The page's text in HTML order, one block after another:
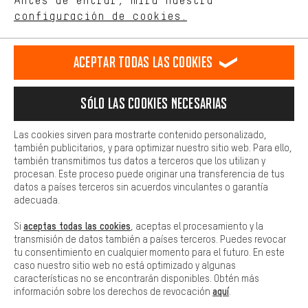
español
ES english
EN Deutsch
DE
RESCINDIR EL CONTRATO Comunidad de Aquisgrán Programa de afiliados
Aviso Legal Protección de datos Condiciones Generales
Plataforma de reportes Reciclaje de baterias
Configuración de las cookies Ajusta el contraste
Todos los precios indicados son en euros e sin MwSt, más
gastos de envío aEstados Unidos.
configuración de cookies.
comportamiento de compra.
Más confort
cookies de comodidad, creamos enlaces a plataformas de redes
sociales. Esto nos permite proporcionarle más contenido e
adicionales que le ayudarán a encontrar los productos adecuados.
preguntas de forma rápida y sencilla.
Básica
Las cookies básicas aseguran que puedas usar nuestro sitio web.
Aceptar todas las cookies
Sólo las cookies necesarias
Las cookies sirven para mostrarte contenido personalizado,
también publicitarios, y para optimizar nuestro sitio web. Para ello,
también transmitimos tus datos a terceros que los utilizan y
procesan. Este proceso puede originar una transferencia de tus
datos a países terceros sin acuerdos vinculantes o garantía
adecuada.
Si aceptas todas las cookies , aceptas el procesamiento y la
transmisión de datos también a países terceros. Puedes revocar
tu consentimiento en cualquier momento para el futuro. En este
caso nuestro sitio web no está optimizado y algunas
características no se encontrarán disponibles. Obtén más
información sobre los derechos de revocación aquí.